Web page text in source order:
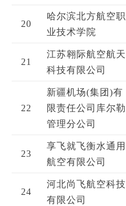
20
哈尔滨北方航空职
业技术学院
21
江苏翱际航空航天
科技有限公司
22
新疆机场(集团)有
限责任公司库尔勒
管理分公司
23
享飞就飞衡水通用
航空有限公司
24
河北尚飞航空科技
有限公司